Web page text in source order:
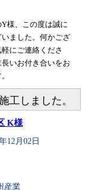
様、この度は誠に
ました。何かござ
にご連絡くださ
いお付き合いをお
工しました。
K様
12月02日
産業